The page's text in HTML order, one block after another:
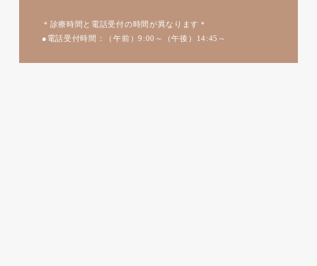
＊診療時間と電話受付の時間が異なります＊
●電話受付時間：（午前）9:00～（午後）14:45～